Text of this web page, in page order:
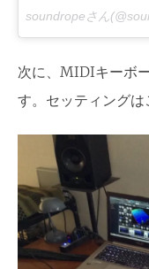
soundropeさん
次に、MIDIキーボ
す。セッティングは